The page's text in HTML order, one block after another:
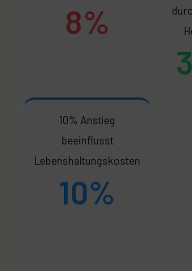
8%
10% Anstieg
beeinflusst
Lebenshaltungskosten
10%